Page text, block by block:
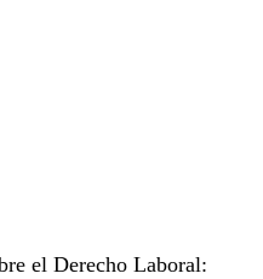
el Derecho Laboral: